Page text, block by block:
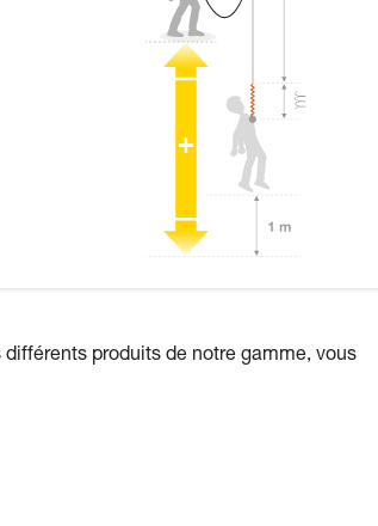
produits de notre gamme, vous